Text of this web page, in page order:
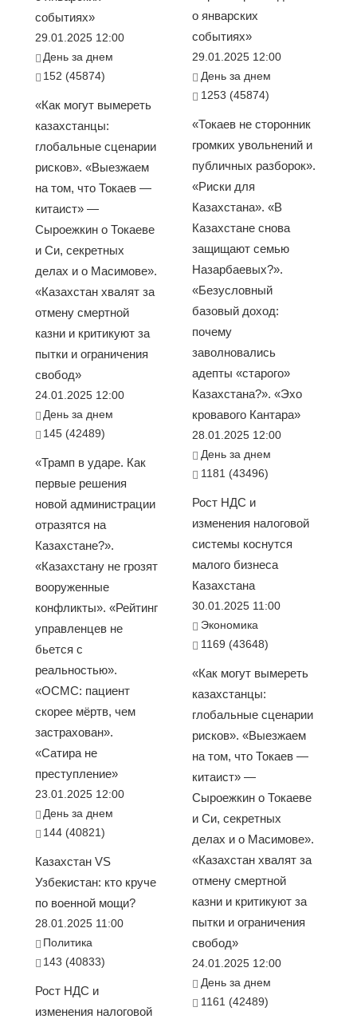
событиях»
29.01.2025 12:00
День за днем
152 (45874)
«Как могут вымереть
казахстанцы:
глобальные сценарии
рисков». «Выезжаем
на том, что Токаев —
китаист» —
Сыроежкин о Токаеве
и Си, секретных
делах и о Масимове».
«Казахстан хвалят за
отмену смертной
казни и критикуют за
пытки и ограничения
свобод»
24.01.2025 12:00
День за днем
145 (42489)
«Трамп в ударе. Как
первые решения
новой администрации
отразятся на
Казахстане?».
«Казахстану не грозят
вооруженные
конфликты». «Рейтинг
управленцев не
бьется с
реальностью».
«ОСМС: пациент
скорее мёртв, чем
застрахован».
«Сатира не
преступление»
23.01.2025 12:00
День за днем
144 (40821)
Казахстан VS
Узбекистан: кто круче
по военной мощи?
28.01.2025 11:00
Политика
143 (40833)
Рост НДС и
изменения налоговой
о январских
событиях»
29.01.2025 12:00
День за днем
1253 (45874)
«Токаев не сторонник
громких увольнений и
публичных разборок».
«Риски для
Казахстана». «В
Казахстане снова
защищают семью
Назарбаевых?».
«Безусловный
базовый доход:
почему
заволновались
адепты «старого»
Казахстана?». «Эхо
кровавого Кантара»
28.01.2025 12:00
День за днем
1181 (43496)
Рост НДС и
изменения налоговой
системы коснутся
малого бизнеса
Казахстана
30.01.2025 11:00
Экономика
1169 (43648)
«Как могут вымереть
казахстанцы:
глобальные сценарии
рисков». «Выезжаем
на том, что Токаев —
китаист» —
Сыроежкин о Токаеве
и Си, секретных
делах и о Масимове».
«Казахстан хвалят за
отмену смертной
казни и критикуют за
пытки и ограничения
свобод»
24.01.2025 12:00
День за днем
1161 (42489)